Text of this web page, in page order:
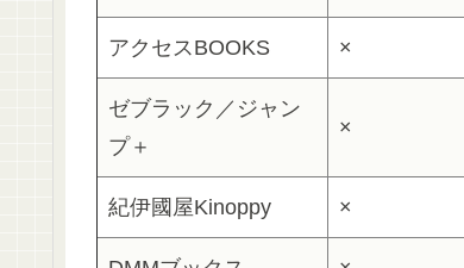
アクセスBOOKS ×
ゼブラック／ジャン
プ＋
×
紀伊國屋Kinoppy ×